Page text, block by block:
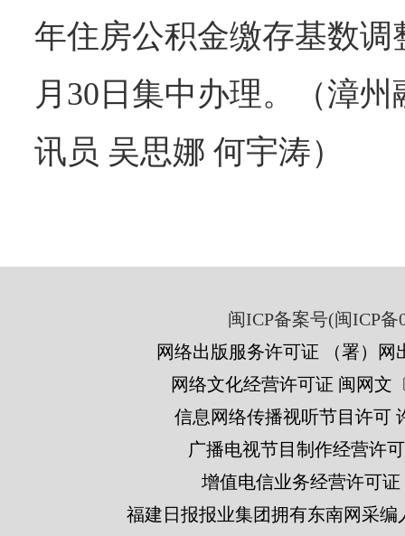
年住房公积金缴存基数调
月30日集中办理。（漳
讯员 吴思娜 何宇涛）
闽ICP备案号(闽ICP备
网络出版服务许可证 （署）网
网络文化经营许可证 闽网文
信息网络传播视听节目许可
广播电视节目制作经营许
增值电信业务经营许可证
福建日报报业集团拥有东南网采